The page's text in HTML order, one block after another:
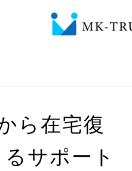
ら在宅復
サポート